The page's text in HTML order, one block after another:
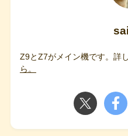
Z9とZ7がメイン機です。詳
ら。